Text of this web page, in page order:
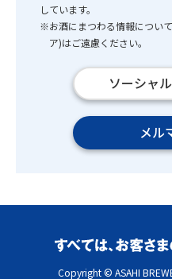
しています。
※お酒にまつわる情報につい
ア)はご遠慮ください。
ソーシャ
メル
Copyright © ASAHI